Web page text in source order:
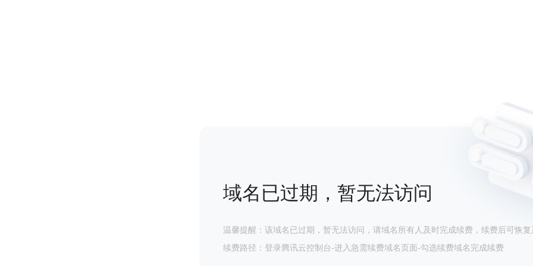
域名已过期，暂无法访问
温馨提醒：该域名已过期，暂无法访问，请域名所有人及时完成续费，续费后可恢复
续费路径：登录腾讯云控制台-进入急需续费域名页面-勾选续费域名完成续费